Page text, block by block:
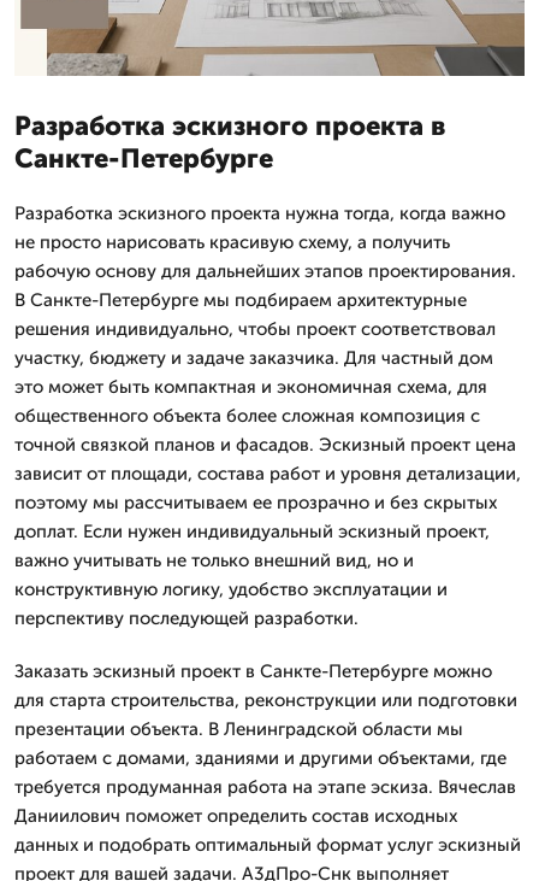
Разработка эскизного проекта в
Санкте-Петербурге
Разработка эскизного проекта нужна тогда, когда важно
не просто нарисовать красивую схему, а получить
рабочую основу для дальнейших этапов проектирования.
В Санкте-Петербурге мы подбираем архитектурные
решения индивидуально, чтобы проект соответствовал
участку, бюджету и задаче заказчика. Для частный дом
это может быть компактная и экономичная схема, для
общественного объекта более сложная композиция с
точной связкой планов и фасадов. Эскизный проект цена
зависит от площади, состава работ и уровня детализации,
поэтому мы рассчитываем ее прозрачно и без скрытых
доплат. Если нужен индивидуальный эскизный проект,
важно учитывать не только внешний вид, но и
конструктивную логику, удобство эксплуатации и
перспективу последующей разработки.
Заказать эскизный проект в Санкте-Петербурге можно
для старта строительства, реконструкции или подготовки
презентации объекта. В Ленинградской области мы
работаем с домами, зданиями и другими объектами, где
требуется продуманная работа на этапе эскиза. Вячеслав
Даниилович поможет определить состав исходных
данных и подобрать оптимальный формат услуг эскизный
проект для вашей задачи. А3дПро-Снк выполняет